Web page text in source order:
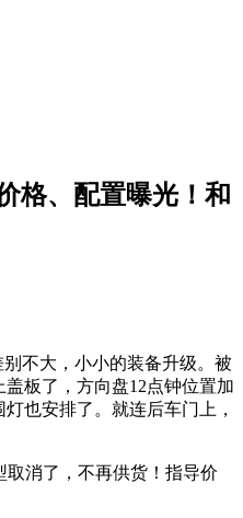
格、配置曝光！和
不大，小小的装备升级。被
板了，方向盘12点钟位置加
也安排了。就连后车门上，
取消了，不再供货！指导价